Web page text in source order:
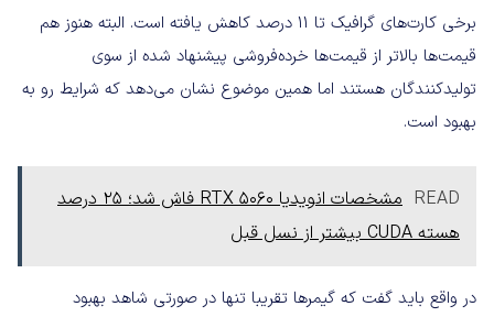
برخی کارت‌های گرافیک تا ۱۱ درصد کاهش یافته است. البته هنوز هم
قیمت‌ها بالاتر از قیمت‌ها خرده‌فروشی پیشنهاد شده از سوی
تولیدکنندگان هستند اما همین موضوع نشان می‌دهد که شرایط رو به
بهبود است.
READ
مشخصات انویدیا RTX 5060 فاش شد؛ 25 درصد
هسته CUDA بیشتر از نسل قبل
در واقع باید گفت که گیمرها تقریبا تنها در صورتی شاهد بهبود